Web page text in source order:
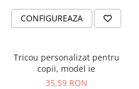
CONFIGUREAZA
Tricou personalizat pentru
copii, model ie
35,59 RON